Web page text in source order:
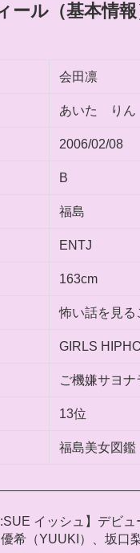
ル（基本情報
会田凛
あいた りん
2006/02/08
B
福島
ENTJ
163cm
怖い話を見る
GIRLS
ご機嫌サヨ
13位
福島美女図鑑
イッシュ】デビ
希（YUUKI）、坂口